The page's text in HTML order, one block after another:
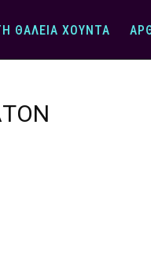
ΘΆΛΕΙΑ ΧΟΎΝΤΑ